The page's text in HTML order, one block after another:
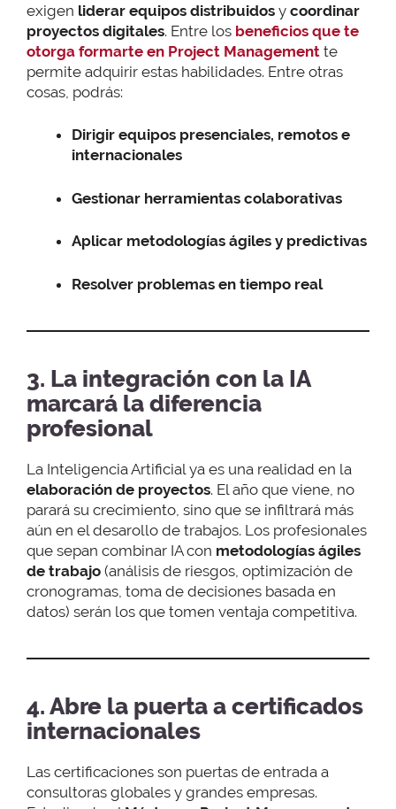
exigen liderar equipos distribuidos y coordinar
proyectos digitales. Entre los beneficios que te
otorga formarte en Project Management te
permite adquirir estas habilidades. Entre otras
cosas, podrás:
Dirigir equipos presenciales, remotos e
internacionales
Gestionar herramientas colaborativas
Aplicar metodologías ágiles y predictivas
Resolver problemas en tiempo real
3. La integración con la IA
marcará la diferencia
profesional
La Inteligencia Artificial ya es una realidad en la
elaboración de proyectos. El año que viene, no
parará su crecimiento, sino que se infiltrará más
aún en el desarollo de trabajos. Los profesionales
que sepan combinar IA con metodologías ágiles
de trabajo (análisis de riesgos, optimización de
cronogramas, toma de decisiones basada en
datos) serán los que tomen ventaja competitiva.
4. Abre la puerta a certificados
internacionales
Las certificaciones son puertas de entrada a
consultoras globales y grandes empresas.